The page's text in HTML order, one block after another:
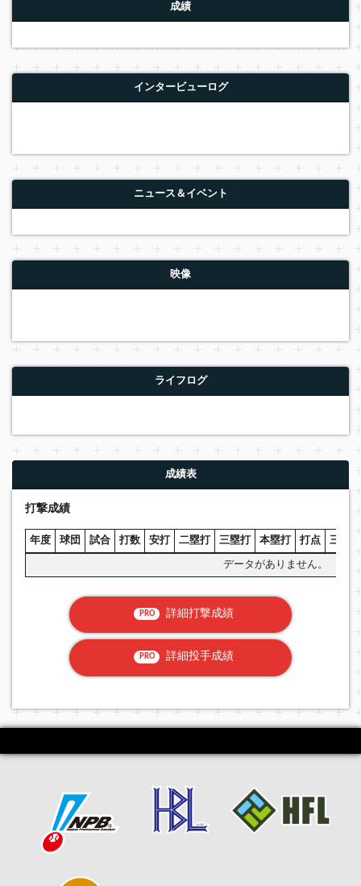
成績
インタービューログ
ニュース＆イベント
映像
ライフログ
成績表
打撃成績
年度 球団 試合 打数 安打 二塁打 三塁打 本塁打 打点 三振
データがありません。
PRO 詳細打撃成績
PRO 詳細投手成績